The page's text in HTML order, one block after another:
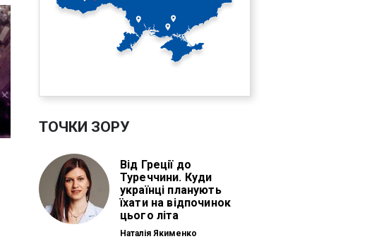
ТОЧКИ ЗОРУ
Від Греції до
Туреччини. Куди
українці планують
їхати на відпочинок
цього літа
Наталія Якименко